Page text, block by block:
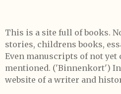
This is a site full of books.
stories, childrens books,
Even manuscripts of not yet
mentioned. ('Binnenkort')
website of a writer and